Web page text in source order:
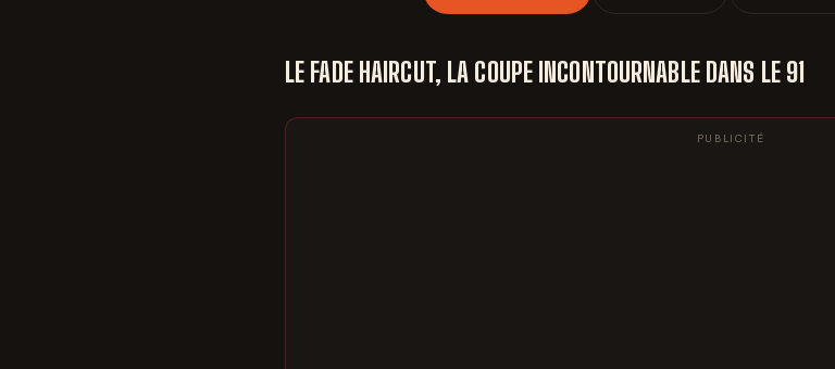
LE FADE HAIRCUT, LA COUPE INCONTOURNABLE DANS LE 91
PUBLICITÉ